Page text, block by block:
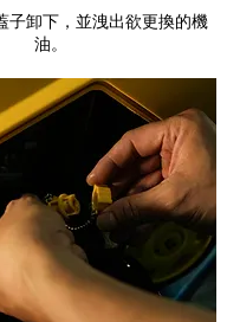
子卸下，並洩出欲更換的機
油。